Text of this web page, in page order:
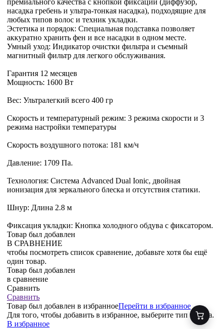
премиального качества с кнопкой фиксации (диффузор,
насадка гребень и ультра-тонкая насадка), подходящие для
любых типов волос и техник укладки.
Эстетика и порядок: Специальная подставка позволяет
аккуратно хранить фен и все насадки в одном месте.
Умный уход: Индикатор очистки фильтра и съемный
магнитный фильтр для легкого обслуживания.
Гарантия 12 месяцев
Мощность: 1600 Вт
Вес: Ультралегкий всего 400 гр
Скорость и температурный режим: 3 режима скорости и 3
режима настройки температуры
Скорость воздушного потока: 181 км/ч
Давление: 1709 Па.
Технология: Система Advanced Dual Ionic, двойная
ионизация для зеркального блеска и отсутствия статики.
Шнур: Длина 2.8 м
Фиксация укладки: Кнопка холодного обдува с фиксатором.
Товар был добавлен
В СРАВНЕНИЕ
чтобы посмотреть список сравнение, добавьте хотя бы ещё
один товар.
Товар был добавлен
в сравнение
Сравнить
Сравнить
Товар был добавлен в избранноеПерейти в избранное
Для того, чтобы добавить в избранное, выберите тип товара.
В избранное